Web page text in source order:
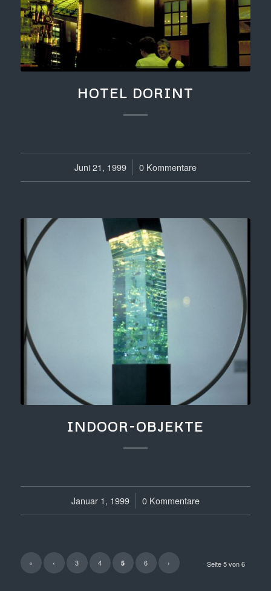
HOTEL DORINT
Juni 21, 1999
/ 0 Kommentare
INDOOR-OBJEKTE
Januar 1, 1999
/ 0 Kommentare
Seite 5 von 6
« ‹ 3 4 5 6 ›